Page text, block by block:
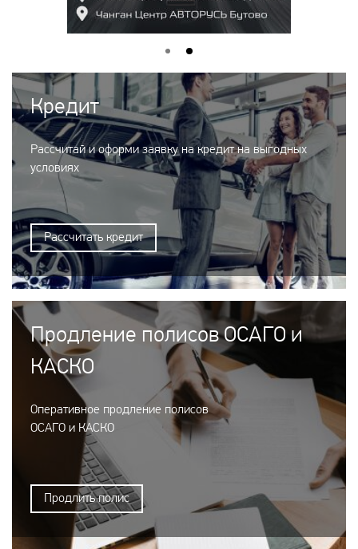
Кредит
Рассчитай и оформи заявку на кредит на выгодных
условиях
Рассчитать кредит
Продление полисов ОСАГО и
КАСКО
Оперативное продление полисов
ОСАГО и КАСКО
Продлить полис